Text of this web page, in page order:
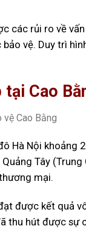
các rủi ro về
vệ. Duy trì
tại Cao
Hà Nội khoảng
Tây
mại.
được kết quả
thu hút được sự